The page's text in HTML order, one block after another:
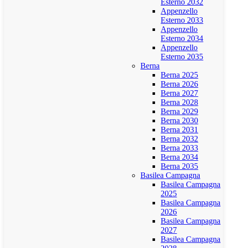
Esterno 2032
Appenzello
Esterno 2033
Appenzello
Esterno 2034
Appenzello
Esterno 2035
Berna
Berna 2025
Berna 2026
Berna 2027
Berna 2028
Berna 2029
Berna 2030
Berna 2031
Berna 2032
Berna 2033
Berna 2034
Berna 2035
Basilea Campagna
Basilea Campagna
2025
Basilea Campagna
2026
Basilea Campagna
2027
Basilea Campagna